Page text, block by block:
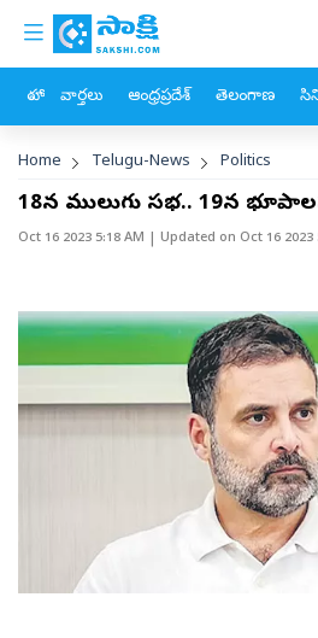
Skip to main content
custom menu
హోం వార్తలు ఆంధ్రప్రదేశ్ తెలంగాణ
Breadcrumb
Home Telugu-News Politics
18న ములుగులో సభ.. 19న
Oct 16 2023 5:18 AM | Updated on Oct 16 2023